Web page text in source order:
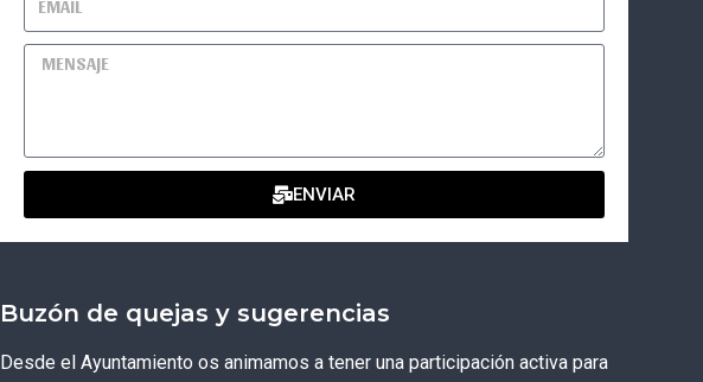
ENVIAR
Buzón de quejas y sugerencias
Desde el Ayuntamiento os animamos a tener una participación activa para